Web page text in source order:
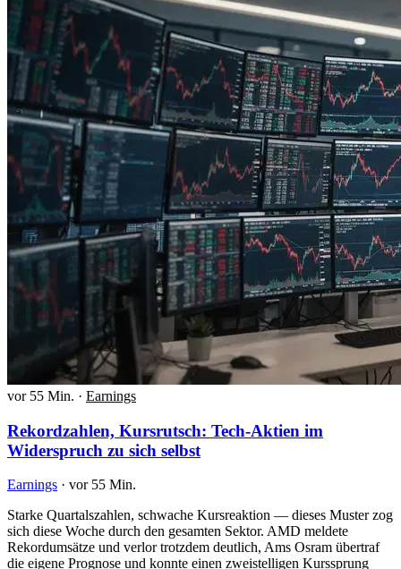
vor 55 Min. · Earnings
Rekordzahlen, Kursrutsch: Tech-Aktien im
Widerspruch zu sich selbst
Earnings · vor 55 Min.
Starke Quartalszahlen, schwache Kursreaktion — dieses Muster zog
sich diese Woche durch den gesamten Sektor. AMD meldete
Rekordumsätze und verlor trotzdem deutlich, Ams Osram übertraf
die eigene Prognose und konnte einen zweistelligen Kurssprung